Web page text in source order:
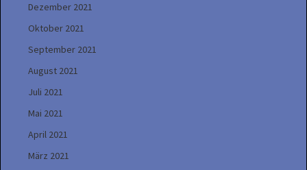
Dezember 2021
Oktober 2021
September 2021
August 2021
Juli 2021
Mai 2021
April 2021
März 2021